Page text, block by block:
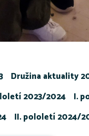
Družina aktuality
2023/2024 I.
II. pololetí 2024/